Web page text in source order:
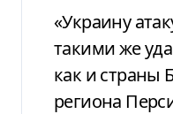
«Украину
такими же
как и страны
региона